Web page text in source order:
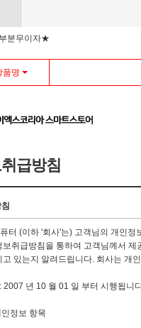
분무이자★
품명
급방침
터 (이하 '회사'는) 고객님의 개인
보취급방침을 통하여 고객님께서
고 있는지 알려드립니다. 회사는 개
2007 년 10 월 01 일 부터 시행됩니
정보 항목